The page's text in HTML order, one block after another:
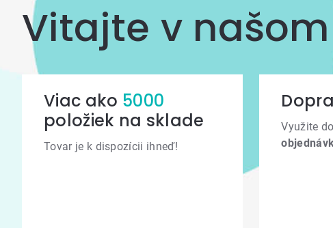
Vitajte v
Viac ako 5000
položiek na sklade
Tovar je k dispozícii ihneď!
Využite